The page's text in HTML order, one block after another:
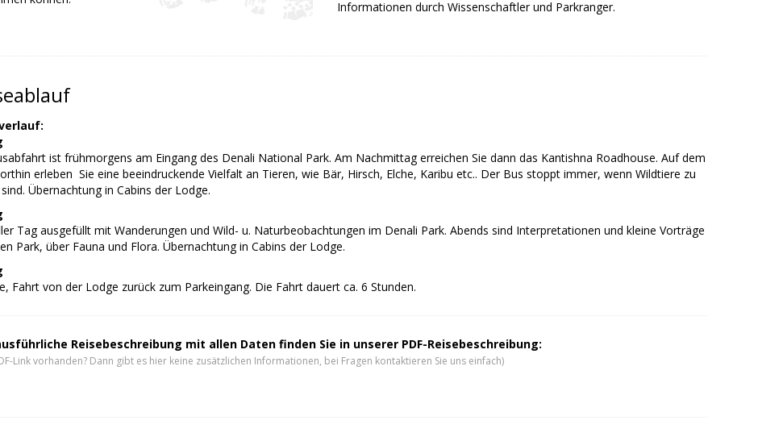
Informationen durch Wissenschaftler und Parkranger.
ist frühmorgens am Eingang des Denali National Park. Am Nachmittag erreichen Sie dann das Kantishna Roadhouse. Auf dem
erleben Sie eine beeindruckende Vielfalt an Tieren, wie Bär, Hirsch, Elche, Karibu etc.. Der Bus stoppt immer, wenn Wildtiere zu
Übernachtung in Cabins der Lodge.
Tag ausgefüllt mit Wanderungen und Wild- u. Naturbeobachtungen im Denali Park. Abends sind Interpretationen und kleine Vorträge
Park, über Fauna und Flora. Übernachtung in Cabins der Lodge.
Fahrt von der Lodge zurück zum Parkeingang. Die Fahrt dauert ca. 6 Stunden.
Reisebeschreibung mit allen Daten finden Sie in unserer PDF-Reisebeschreibung:
Link vorhanden? Dann gibt es hier keine zusätzlichen Informationen, bei Fragen kontaktieren Sie uns einfach)